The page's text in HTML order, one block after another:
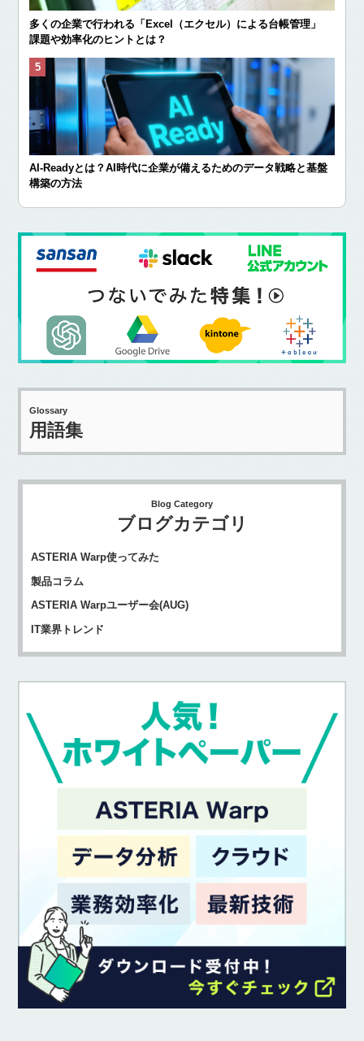
多くの企業で行われる「Excel（エクセル）による台帳管理」
課題や効率化のヒントとは？
AI-Readyとは？AI時代に企業が備えるためのデータ戦略と基盤
構築の方法
Glossary
用語集
Blog Category
ブログカテゴリ
ASTERIA Warp使ってみた
製品コラム
ASTERIA Warpユーザー会(AUG)
IT業界トレンド